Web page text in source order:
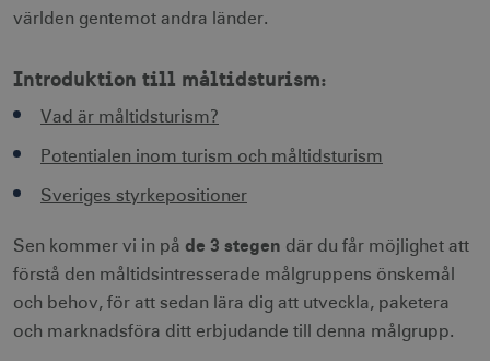
världen gentemot andra länder.
Introduktion till måltidsturism:
Vad är måltidsturism?
Potentialen inom turism och måltidsturism
Sveriges styrkepositioner
Sen kommer vi in på de 3 stegen där du får möjlighet att
förstå den måltidsintresserade målgruppens önskemål
och behov, för att sedan lära dig att utveckla, paketera
och marknadsföra ditt erbjudande till denna målgrupp.